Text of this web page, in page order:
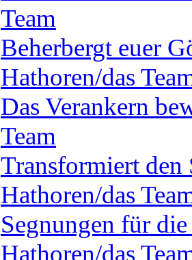
Team
Beherbergt euer
Hathoren/das
Das Verankern
Team
Transformiert
Hathoren/das
Segnungen für
Hathoren/das